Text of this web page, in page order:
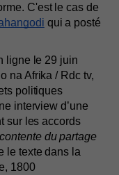
C'est le cas de
qui a posté
ligne le 29 juin
na Afrika / Rdc tv,
politiques
interview d’une
sur les accords
du partage
le texte dans la
1800